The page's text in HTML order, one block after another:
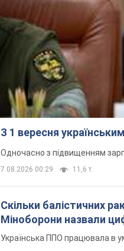
З 1 вересня
Одночасно з підвищенням
7.08.2026 00:29 11,6 т.
Скільки балістичних
Міноборони назвали
Українська ППО працювала в